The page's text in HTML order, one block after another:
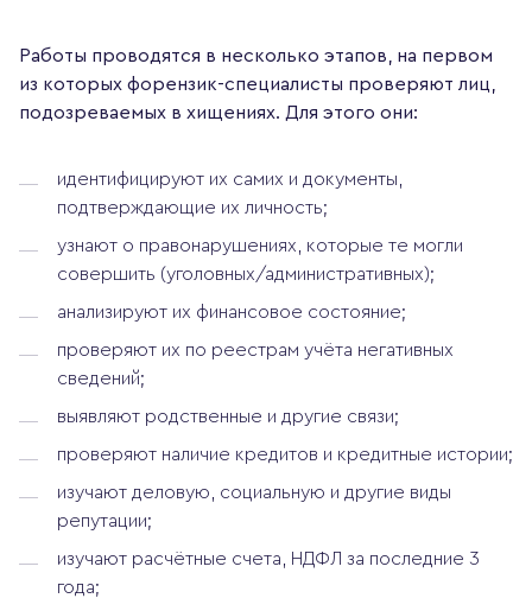
Работы проводятся в несколько этапов, на первом
из которых форензик-специалисты проверяют лиц,
подозреваемых в хищениях. Для этого они:
идентифицируют их самих и документы,
подтверждающие их личность;
узнают о правонарушениях, которые те могли
совершить (уголовных/административных);
анализируют их финансовое состояние;
проверяют их по реестрам учёта негативных
сведений;
выявляют родственные и другие связи;
проверяют наличие кредитов и кредитные истории;
изучают деловую, социальную и другие виды
репутации;
изучают расчётные счета, НДФЛ за последние 3
года;